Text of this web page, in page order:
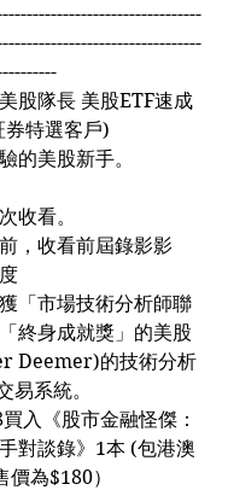
股隊長 美股ETF速成
特選客戶)
的美股新手。
收看。
，收看前屆錄影影
「市場技術分析師聯
終身成就獎」的美股
Deemer)的技術分析
易系統。
入《股市金融怪傑：
對談錄》1本 (包港澳
為$180）